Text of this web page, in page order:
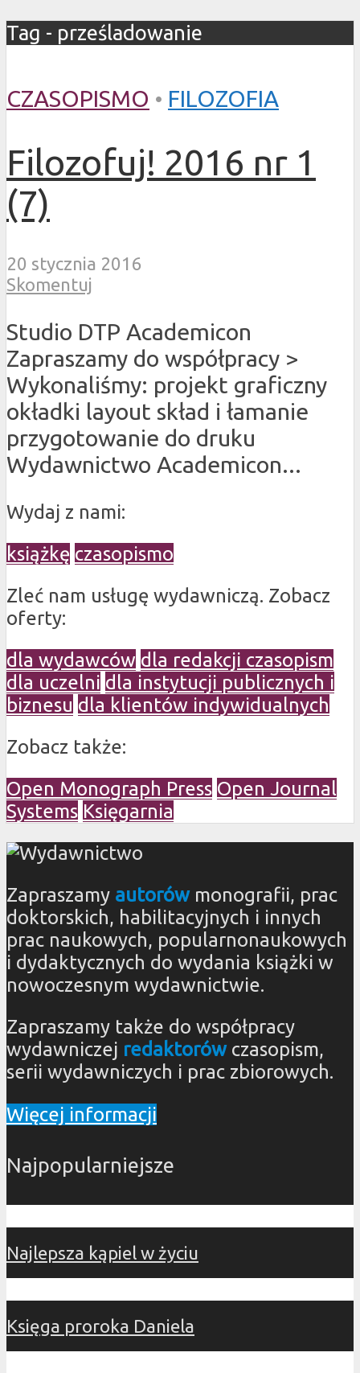
Tag - prześladowanie
CZASOPISMO • FILOZOFIA
Filozofuj! 2016 nr 1
(7)
20 stycznia 2016
Skomentuj
Studio DTP Academicon
Zapraszamy do współpracy >
Wykonaliśmy: projekt graficzny
okładki layout skład i łamanie
przygotowanie do druku
Wydawnictwo Academicon...
Wydaj z nami:
książkę czasopismo
Zleć nam usługę wydawniczą. Zobacz
oferty:
dla wydawców dla redakcji czasopism
dla uczelni dla instytucji publicznych i
biznesu dla klientów indywidualnych
Zobacz także:
Open Monograph Press Open Journal
Systems Księgarnia
Zapraszamy autorówmonografii, prac
doktorskich, habilitacyjnych i innych
prac naukowych, popularnonaukowych
i dydaktycznych do wydania książki w
nowoczesnym wydawnictwie.
Zapraszamy także do współpracy
wydawniczej redaktorówczasopism,
serii wydawniczych i prac zbiorowych.
Więcej informacji
Najpopularniejsze
Najlepsza kąpiel w życiu
Księga proroka Daniela